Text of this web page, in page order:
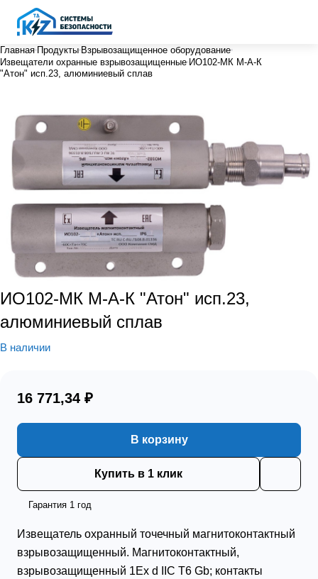
Главная Продукты Взрывозащищенное оборудование
Извещатели охранные взрывозащищенные ИО102-МК М-А-К
"Атон" исп.23, алюминиевый сплав
ИО102-МК М-А-К "Атон" исп.23,
алюминиевый сплав
В наличии
16 771,34 ₽
В корзину
Купить в 1 клик
Гарантия 1 год
Извещатель охранный точечный магнитоконтактный
взрывозащищенный. Магнитоконтактный,
взрывозащищенный 1Ex d IIC T6 Gb; контакты